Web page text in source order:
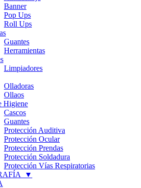
Banner
Pop Ups
Roll Ups
Guantes
Herramientas
Limpiadores
Olladoras
Ollaos
Higiene
Cascos
Guantes
Protección Auditiva
Protección Ocular
Protección Prendas
Protección Soldadura
Protección Vías Respiratorias
▼